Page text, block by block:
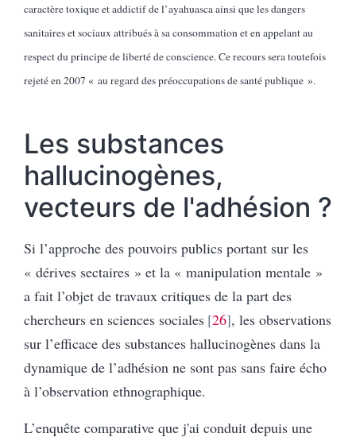
caractère toxique et addictif de l’ayahuasca ainsi que les dangers
sanitaires et sociaux attribués à sa consommation et en appelant au
respect du principe de liberté de conscience. Ce recours sera toutefois
rejeté en 2007 « au regard des préoccupations de santé publique ».
Les substances
hallucinogènes,
vecteurs de l'adhésion ?
Si l’approche des pouvoirs publics portant sur les
« dérives sectaires » et la « manipulation mentale »
a fait l’objet de travaux critiques de la part des
chercheurs en sciences sociales 26 , les observations
sur l’efficace des substances hallucinogènes dans la
dynamique de l’adhésion ne sont pas sans faire écho
à l’observation ethnographique.
L’enquête comparative que j'ai conduit depuis une